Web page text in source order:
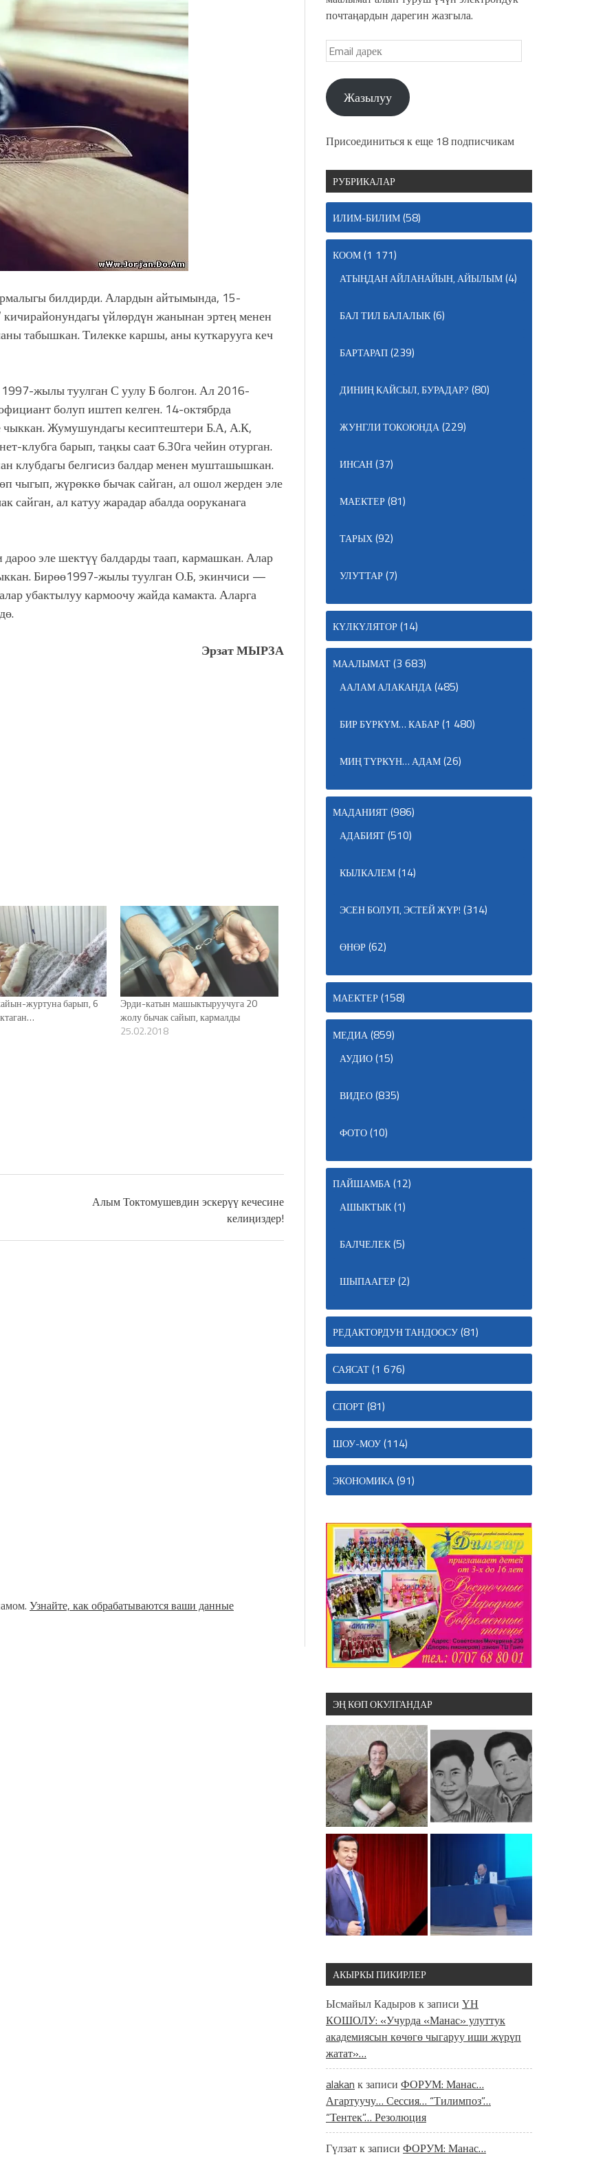
Тоо” журналынын
Видео)
ТҮБӨЛҮК СИМВОЛУ
фонтанды көрүү үчүн
чогулду
& Light собрал более 20
темадагы
дагы катышса жакшы
билдирди. Алардын айтымында, 15-
үйлөрдүн жанынан эртең менен
табышкан. Тилекке каршы, аны куткарууга кеч
жылы туулган С уулу Б болгон. Ал 2016-
болуп иштеп келген. 14-октябрда
Жумушундагы кесиптештери Б.А, А.К,
клубга барып, таңкы саат 6.30га чейин отурган.
клубдагы белгисиз балдар менен мушташышкан.
чыгып, жүрөккө бычак сайган, ал ошол жерден эле
ал катуу жарадар абалда ооруканага
эле шектүү балдарды таап, кармашкан. Алар
Бирөө1997-жылы туулган О.Б, экинчиси —
убактылуу кармоочу жайда камакта. Аларга
Эрзат МЫРЗА
журтуна барып, 6
Эрди-катын машыктыруучуга 20
жолу бычак сайып, кармалды
25.02.2018
Алым Токтомушевдин эскерүү кечесине
келиңиздер!
Узнайте, как обрабатываются ваши данные
почтаңардын дарегин жазгыла.
Жазылуу
Присоединиться к еще 18 подписчикам
РУБРИКАЛАР
ИЛИМ-БИЛИМ(58)
КООМ(1 171)
АТЫҢДАН АЙЛАНАЙЫН, АЙЫЛЫМ(4)
БАЛ ТИЛ БАЛАЛЫК(6)
БАРТАРАП(239)
ДИНИҢ КАЙСЫЛ, БУРАДАР? (80)
ЖУНГЛИ ТОКОЮНДА(229)
ИНСАН(37)
МАЕКТЕР(81)
ТАРЫХ(92)
УЛУТТАР(7)
КҮЛКҮЛЯТОР(14)
МААЛЫМАТ(3 683)
ААЛАМ АЛАКАНДА(485)
БИР БҮРКҮМ… КАБАР(1 480)
МИҢ ТҮРКҮН… АДАМ(26)
МАДАНИЯТ(986)
АДАБИЯТ(510)
КЫЛКАЛЕМ(14)
ЭСЕН БОЛУП, ЭСТЕЙ ЖҮР! (314)
ӨНӨР(62)
МАЕКТЕР(158)
МЕДИА(859)
АУДИО(15)
ВИДЕО(835)
ФОТО(10)
ПАЙШАМБА(12)
АШЫКТЫК(1)
БАЛЧЕЛЕК(5)
ШЫПААГЕР(2)
РЕДАКТОРДУН ТАНДООСУ(81)
САЯСАТ(1 676)
СПОРТ(81)
ШОУ-МОУ(114)
ЭКОНОМИКА(91)
ЭҢ КӨП ОКУЛГАНДАР
АКЫРКЫ ПИКИРЛЕР
Ысмайыл Кадыров к записи ҮН
КОШОЛУ: «Учурда «Манас» улуттук
академиясын көчөгө чыгаруу иши жүрүп
жатат»…
alakan к записи ФОРУМ: Манас…
Агартуучу… Сессия… “Тилимпоз”…
“Тентек”… Резолюция
Гүлзатк записи ФОРУМ: Манас…